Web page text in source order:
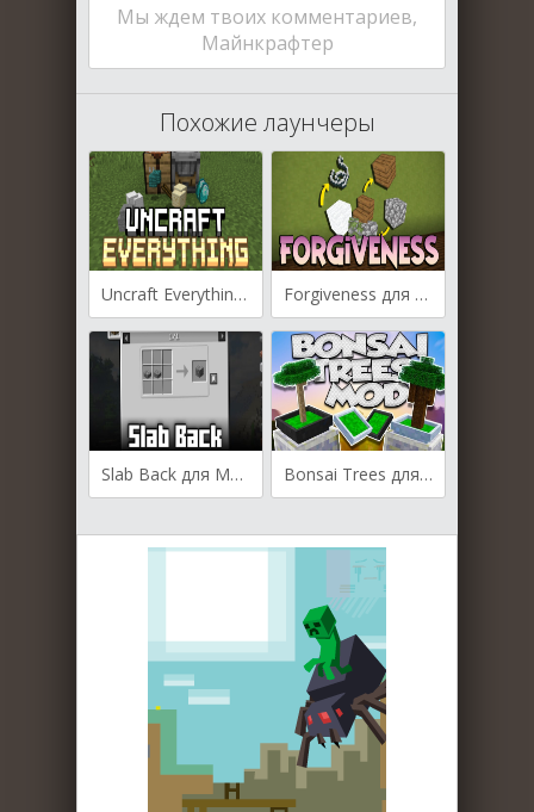
Мы ждем твоих комментариев,
Майнкрафтер
Похожие лаунчеры
Uncraft Everything для Майнкрафт [1.21.11, 1.21.10, 1.21.8] Forgiveness для Майнкрафт [1.21.8, 1.21.7, 1.21.6]
Slab Back для Майнкрафт [1.21.4, 1.21.3, 1.21.1] Bonsai Trees для Майнкрафт [1.12.2]